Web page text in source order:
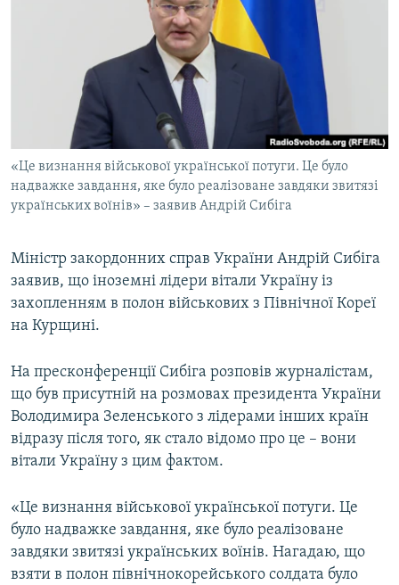
СПЕЦПРОЄКТИ
ПОДКАСТИ
КРИМ РЕАЛІЇ
РУС
УКР
КТАТ
Усі сайти RFE/RL
«Це визнання військової української потуги. Це було
надважке завдання, яке було реалізоване завдяки звитязі
українських воїнів» – заявив Андрій Сибіга
Міністр закордонних справ України Андрій Сибіга
заявив, що іноземні лідери вітали Україну із
захопленням в полон військових з Північної Кореї
на Курщині.
На пресконференції Сибіга розповів журналістам,
що був присутній на розмовах президента України
Володимира Зеленського з лідерами інших країн
відразу після того, як стало відомо про це – вони
вітали Україну з цим фактом.
«Це визнання військової української потуги. Це
було надважке завдання, яке було реалізоване
завдяки звитязі українських воїнів. Нагадаю, що
взяти в полон північнокорейського солдата було